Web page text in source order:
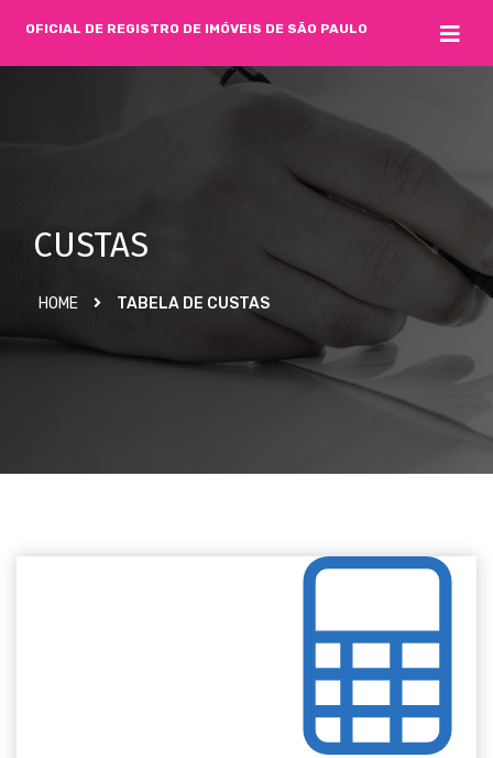
OFICIAL DE REGISTRO DE IMÓVEIS DE SÃO PAULO
CUSTAS
HOME TABELA DE CUSTAS